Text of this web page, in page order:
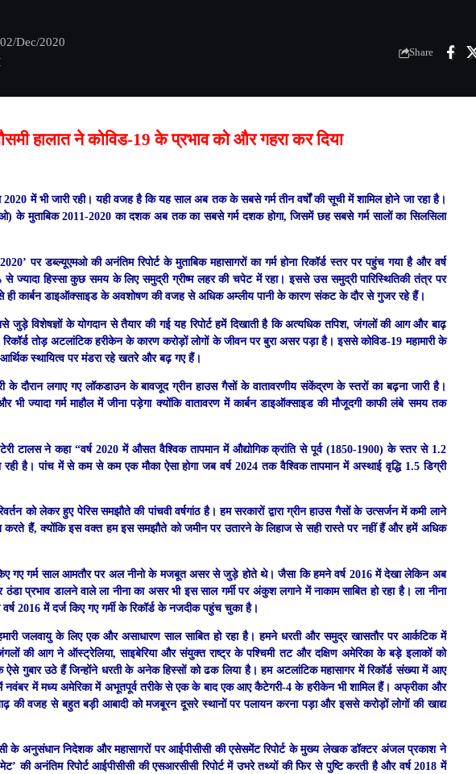
Dec/2020
Share
हालात ने कोविड-19 के प्रभाव को और गहरा कर दिया
में भी जारी रही। यही वजह है कि यह साल अब तक के सबसे गर्म तीन वर्षों की सूची में शामिल होने जा रहा है।
के मुताबिक 2011-2020 का दशक अब तक का सबसे गर्म दशक होगा, जिसमें छह सबसे गर्म सालों का सिलसिला
पर डब्ल्यूएमओ की अनंतिम रिपोर्ट के मुताबिक महासागरों का गर्म होना रिकॉर्ड स्तर पर पहुंच गया है और वर्ष
से ज्यादा हिस्सा कुछ समय के लिए समुद्री ग्रीष्म लहर की चपेट में रहा। इससे उस समुद्री पारिस्थितिकी तंत्र पर
ही कार्बन डाइऑक्साइड के अवशोषण की वजह से अधिक अम्लीय पानी के कारण संकट के दौर से गुजर रहे हैं।
जुड़े विशेषज्ञों के योगदान से तैयार की गई यह रिपोर्ट हमें दिखाती है कि अत्यधिक तपिश, जंगलों की आग और बाढ़
तोड़ अटलांटिक हरीकेन के कारण करोड़ों लोगों के जीवन पर बुरा असर पड़ा है। इससे कोविड-19 महामारी के
आर्थिक स्थायित्व पर मंडरा रहे खतरे और बढ़ गए हैं।
के दौरान लगाए गए लॉकडाउन के बावजूद ग्रीन हाउस गैसों के वातावरणीय संकेंद्रण के स्तरों का बढ़ना जारी है।
ज्यादा गर्म माहौल में जीना पड़ेगा क्योंकि वातावरण में कार्बन डाइऑक्साइड की मौजूदगी काफी लंबे समय तक
टालसने कहा “वर्ष 2020 में औसत वैश्विक तापमान में औद्योगिक क्रांति से पूर्व (1850-1900) के स्तर से 1.2
रही है। पांच में से कम से कम एक मौका ऐसा होगा जब वर्ष 2024 तक वैश्विक तापमान में अस्थाई वृद्धि 1.5 डिग्री
को लेकर हुए पेरिस समझौते की पांचवी वर्षगांठ है। हम सरकारों द्वारा ग्रीन हाउस गैसों के उत्सर्जन में कमी लाने
करते हैं, क्योंकि इस वक्त हम इस समझौते को जमीन पर उतारने के लिहाज से सही रास्ते पर नहीं हैं और हमें अधिक
गए गर्म साल आमतौर पर अल नीनो के मजबूत असर से जुड़े होते थे। जैसा कि हमने वर्ष 2016 में देखा लेकिन अब
प्रभाव डालने वाले ला नीना का असर भी इस साल गर्मी पर अंकुश लगाने में नाकाम साबित हो रहा है। ला नीना
2016 में दर्ज किए गए गर्मी के रिकॉर्ड के नजदीक पहुंच चुका है।
हमारी जलवायु के लिए एक और असाधारण साल साबित हो रहा है। हमने धरती और समुद्र खासतौर पर आर्कटिक में
की आग ने ऑस्ट्रेलिया, साइबेरिया और संयुक्त राष्ट्र के पश्चिमी तट और दक्षिण अमेरिका के बड़े इलाकों को
गुबार उठे हैं जिन्होंने धरती के अनेक हिस्सों को ढक लिया है। हम अटलांटिक महासागर में रिकॉर्ड संख्या में आए
नवंबर में मध्य अमेरिका में अभूतपूर्व तरीके से एक के बाद एक आए कैटेगरी-4 के हरीकेन भी शामिल हैं। अफ्रीका और
की वजह से बहुत बड़ी आबादी को मजबूरन दूसरे स्थानों पर पलायन करना पड़ा और इससे करोड़ों लोगों की खाद्य
के अनुसंधान निदेशक और महासागरों पर आईपीसीसी की एसेसमेंट रिपोर्ट के मुख्य लेखक डॉक्टर अंजल प्रकाशने
की अनंतिम रिपोर्ट आईपीसीसी की एसआरसीसी रिपोर्ट में उभरे तथ्यों की फिर से पुष्टि करती है और वर्ष 2018 में